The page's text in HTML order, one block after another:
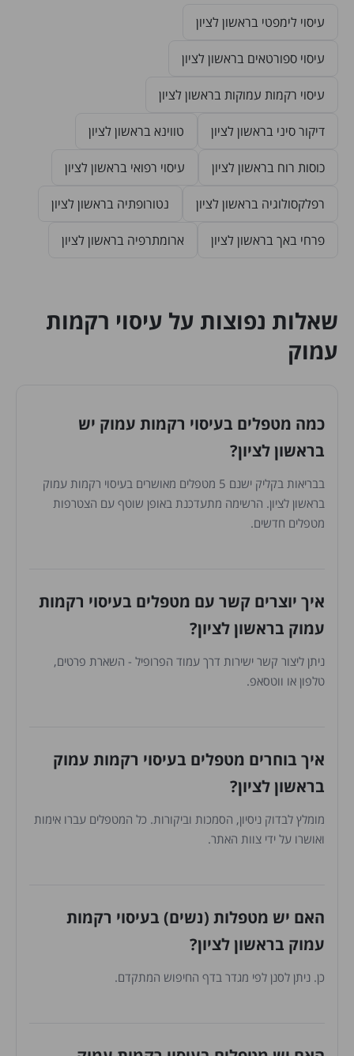
עיסוי לימפטי בראשון לציון
עיסוי ספורטאים בראשון לציון
עיסוי רקמות עמוקות בראשון לציון
דיקור סיני בראשון לציון טווינא בראשון לציון
כוסות רוח בראשון לציון עיסוי רפואי בראשון לציון
רפלקסולוגיה בראשון לציון נטורופתיה בראשון לציון
פרחי באך בראשון לציון ארומתרפיה בראשון לציון
שאלות נפוצות על עיסוי רקמות
עמוק
כמה מטפלים בעיסוי רקמות עמוק יש
בראשון לציון?
בבריאות בקליק ישנם 5 מטפלים מאושרים בעיסוי רקמות עמוק
בראשון לציון. הרשימה מתעדכנת באופן שוטף עם הצטרפות
מטפלים חדשים.
איך יוצרים קשר עם מטפלים בעיסוי רקמות
עמוק בראשון לציון?
ניתן ליצור קשר ישירות דרך עמוד הפרופיל - השארת פרטים,
טלפון או ווטסאפ.
איך בוחרים מטפלים בעיסוי רקמות עמוק
בראשון לציון?
מומלץ לבדוק ניסיון, הסמכות וביקורות. כל המטפלים עברו אימות
ואושרו על ידי צוות האתר.
האם יש מטפלות (נשים) בעיסוי רקמות
עמוק בראשון לציון?
כן. ניתן לסנן לפי מגדר בדף החיפוש המתקדם.